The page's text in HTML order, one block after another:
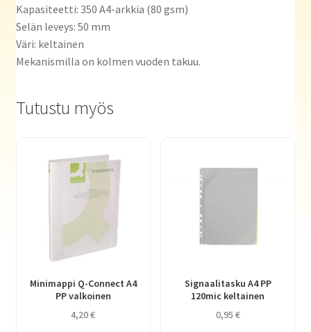
Kapasiteetti: 350 A4-arkkia (80 gsm)
Selän leveys: 50 mm
Väri: keltainen
Mekanismilla on kolmen vuoden takuu.
Tutustu myös
Minimappi Q-Connect A4
PP valkoinen
4,20€
Signaalitasku A4 PP
120mic keltainen
0,95 €